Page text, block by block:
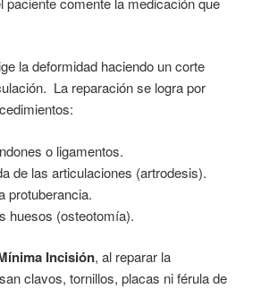
la deformidad haciendo un corte
La reparación se logra por
o ligamentos.
de las articulaciones (artrodesis).
protuberancia.
huesos (osteotomía).
Incisión, al reparar la
clavos, tornillos, placas ni férula de